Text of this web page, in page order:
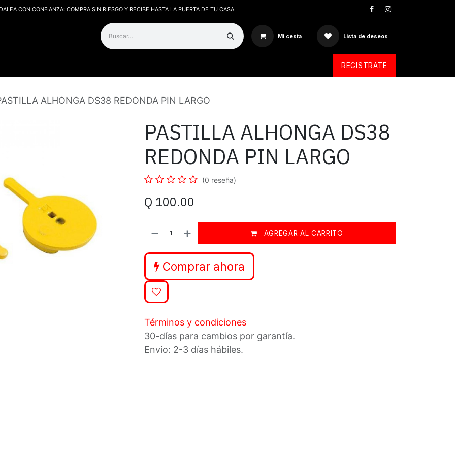
CON CONFIANZA: COMPRA SIN RIESGO Y RECIBE HASTA LA PUERTA DE TU CASA.
Mi cesta Lista de deseos
REGISTRATE
ALHONGA DS38 REDONDA PIN LARGO
PASTILLA ALHONGA DS38
REDONDA PIN LARGO
(0 reseña)
Q 100.00
AGREGAR AL CARRITO
Comprar ahora
Términos y condiciones
30-días para cambios por garantía.
Envio: 2-3 días hábiles.